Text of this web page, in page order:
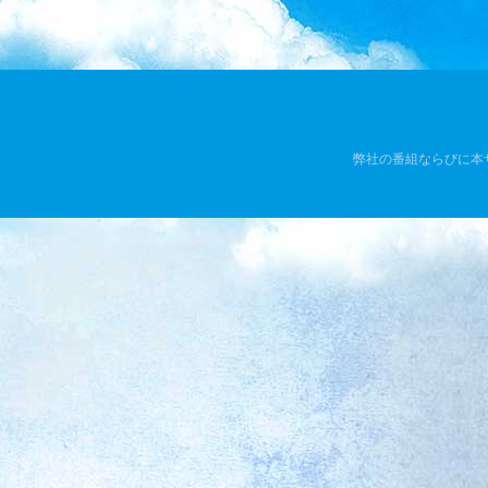
弊社の番組ならびに